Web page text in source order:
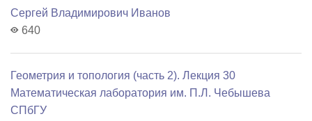
Сергей Владимирович Иванов
640
Геометрия и топология (часть 2). Лекция 30
Математичеcкая лаборатория им. П.Л. Чебышева
СПбГУ